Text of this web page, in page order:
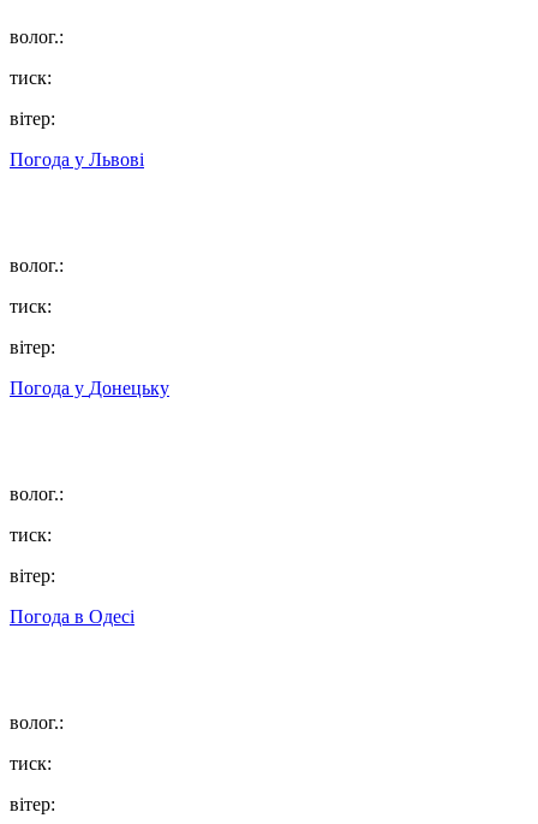
волог.:
тиск:
вітер:
Погода у Львові
волог.:
тиск:
вітер:
Погода у Донецьку
волог.:
тиск:
вітер:
Погода в Одесі
волог.:
тиск:
вітер: